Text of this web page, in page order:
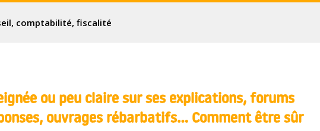
comptabilité, fiscalité
ou peu claire sur ses explications, forums
ouvrages rébarbatifs… Comment être sûr